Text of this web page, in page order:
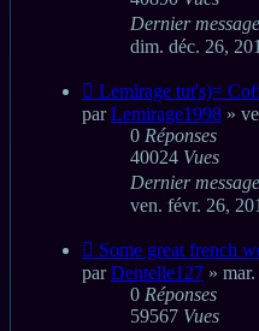
Dernier message
dim. déc. 26,
Nouveau
message
Lemirage tut's)=
parLemirage1998 »
0 Réponses
40024 Vues
Dernier message
ven. févr. 26,
Nouveau
message
Some great french
parDentelle127 »
0 Réponses
59567 Vues